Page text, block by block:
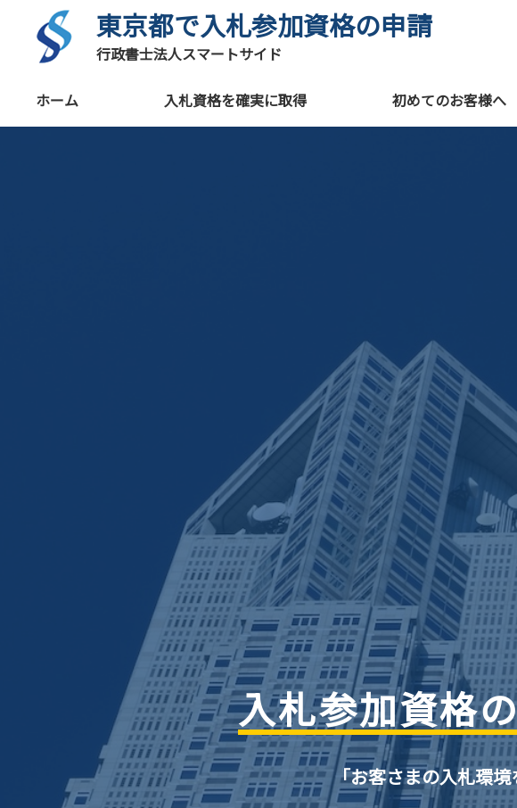
東京都で入札参加資格の申請
行政書士法人スマートサイド
ホーム 入札資格を確実に取得 初めてのお客様へ
入札参加資格
「お客さまの入札環